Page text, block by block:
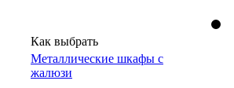
Как выбрать
Металлические шкафы с
жалюзи